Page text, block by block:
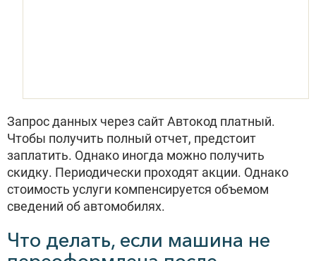
Запрос данных через сайт Автокод платный.
Чтобы получить полный отчет, предстоит
заплатить. Однако иногда можно получить
скидку. Периодически проходят акции. Однако
стоимость услуги компенсируется объемом
сведений об автомобилях.
Что делать, если машина не